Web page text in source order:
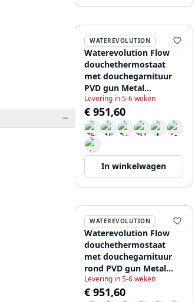
WATEREVOLUTION
Waterevolution Flow
douchethermostaat
met douchegarnituur
PVD gun Metal
T140TNGME
Levering in 5-6 weken
€ 951,60
In winkelwagen
WATEREVOLUTION
Waterevolution Flow
douchethermostaat
met douchegarnituur
rond PVD gun Metal
T140TNRGME
Levering in 5-6 weken
€ 951,60